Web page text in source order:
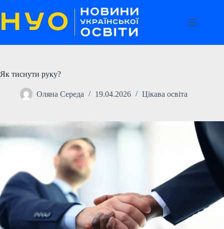
до
вмісту
Як тиснути руку?
Оляна Середа 19.04.2026 Цікава освіта